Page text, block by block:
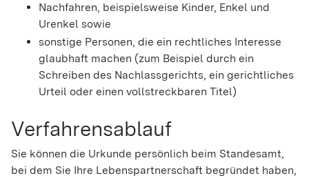
Nachfahren, beispielsweise Kinder, Enkel und
Urenkel sowie
sonstige Personen, die ein rechtliches Interesse
glaubhaft machen (zum Beispiel durch ein
Schreiben des Nachlassgerichts, ein gerichtliches
Urteil oder einen vollstreckbaren Titel)
Verfahrensablauf
Sie können die Urkunde persönlich beim Standesamt,
bei dem Sie Ihre Lebenspartnerschaft begründet haben,